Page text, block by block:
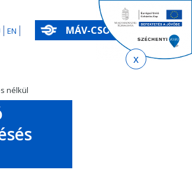
EN MÁV-CSOPORT
nélkül